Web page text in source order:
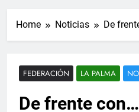
Home Noticias De
FEDERACIÓN LA PALMA
De frente